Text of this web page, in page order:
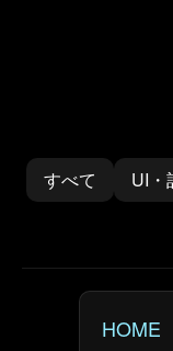
すべて UI・
HOME